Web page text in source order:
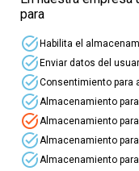
Sitrabajas por
Valenciana
profesionalidad
Formación
SSCE0110.
1️⃣ Se trata de
una profesión
para
task_alt Habilita el
task_alt Enviar datos del
task_altConsentimiento para
task_altAlmacenamiento
task_altAlmacenamiento
task_altAlmacenamiento
task_altAlmacenamiento